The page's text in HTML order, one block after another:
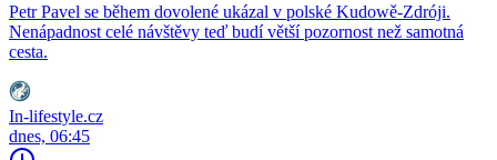
Petr Pavel se během dovolené ukázal v polské Kudowě-Zdróji.
Nenápadnost celé návštěvy teď budí větší pozornost než samotná
cesta.
In-lifestyle.cz
dnes, 06:45